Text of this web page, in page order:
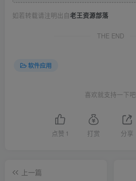
如若转载请注明出自老王资源部落
THE END
软件应用
喜欢就支持一下吧
点赞 1 打赏 分享
上一篇